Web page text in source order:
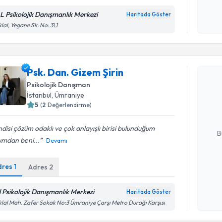
Psikolojik Danışmanlık Merkezi Haritada Göster
Yegane Sk. No: 3\1
Psk. Dan. Gizem Şirin
Psikolojik Danışman
İstanbul ,Ümraniye
5 (2 Değerlendirme)
çözüm odaklı ve çok anlayışlı birisi bulunduğum
beni...
Devamı
1 Adres 2
Psikolojik Danışmanlık Merkezi Haritada Göster
Mah. Zafer Sokak No:3 Ümraniye Çarşı Metro Durağı Karşısı